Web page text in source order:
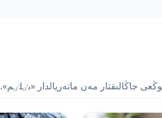
جاڭالىقتار مەن ماتەريالدار «بٸلٸم».